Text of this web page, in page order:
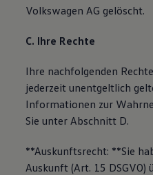
Volkswagen AG gelöscht.
C. Ihre Rechte
Ihre nachfolgenden
jederzeit unentgeltlich
Informationen zur
Sie unter Abschnitt D.
**Auskunftsrecht: **Sie
Auskunft (Art. 15